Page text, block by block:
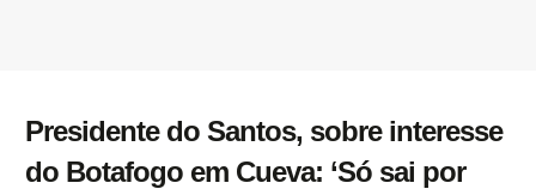
Presidente do Santos, sobre interesse
do Botafogo em Cueva: ‘Só sai por